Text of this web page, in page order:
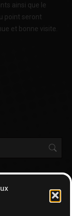
ainsi que le
point seront
et bonne visite.